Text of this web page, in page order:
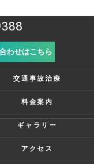
わせはこちら
交通事故治療
料金案内
ギャラリー
アクセス